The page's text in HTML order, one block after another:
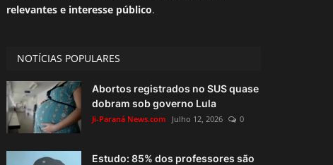
relevantes e interesse público.
NOTÍCIAS POPULARES
Abortos registrados no SUS quase
dobram sob governo Lula
Ji-Paraná News.com Julho 12, 2026 0
Estudo: 85% dos professores são